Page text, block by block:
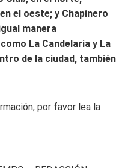
el oeste; y Chapinero
manera
La Candelaria y La
ro de la ciudad, también
por favor lea la